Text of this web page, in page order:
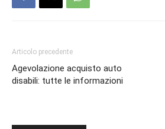
Articolo precedente
Agevolazione acquisto auto
disabili: tutte le informazioni